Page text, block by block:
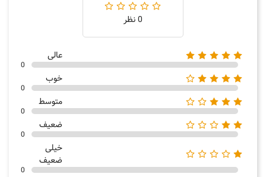
0 نظر
عالی
0
خوب
0
متوسط
0
ضعیف
0
خیلی
ضعیف
0